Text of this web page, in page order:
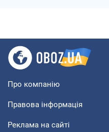
Про компанію
Правова інформація
Реклама на сайті